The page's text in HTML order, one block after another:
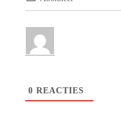
0 REACTIES